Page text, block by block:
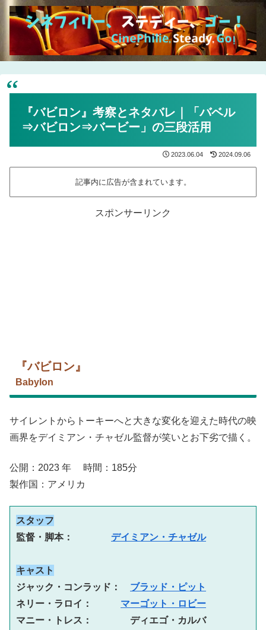
『バビロン』考察とネタバレ｜「バベル
⇒バビロン⇒バービー」の三段活用
2023.06.04 2024.09.06
記事内に広告が含まれています。
スポンサーリンク
『バビロン』
Babylon
サイレントからトーキーへと大きな変化を迎えた時代の映
画界をデイミアン・チャゼル監督が笑いとお下劣で描く。
公開：2023 年 時間：185分
製作国：アメリカ
スタッフ
監督・脚本： デイミアン・チャゼル
キャスト
ジャック・コンラッド： ブラッド・ピット
ネリー・ラロイ： マーゴット・ロビー
マニー・トレス：　　　　ディエゴ・カルバ